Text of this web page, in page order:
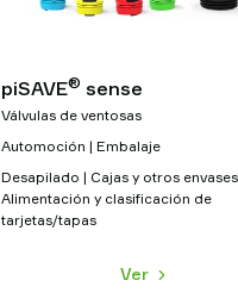
piSAVE® sense
Válvulas de ventosas
Automoción | Embalaje
Desapilado | Cajas y otros
Alimentación y clasificación de
tarjetas/tapas
Ver